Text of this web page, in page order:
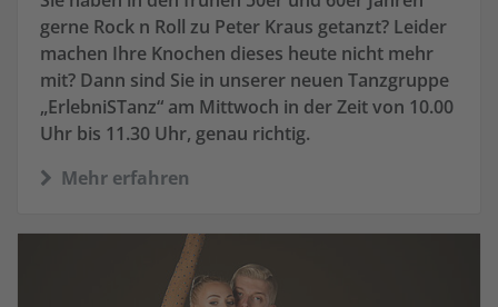
gerne Rock n Roll zu Peter Kraus getanzt? Leider
machen Ihre Knochen dieses heute nicht mehr
mit? Dann sind Sie in unserer neuen Tanzgruppe
„ErlebniSTanz“ am Mittwoch in der Zeit von 10.00
Uhr bis 11.30 Uhr, genau richtig.
Mehr erfahren